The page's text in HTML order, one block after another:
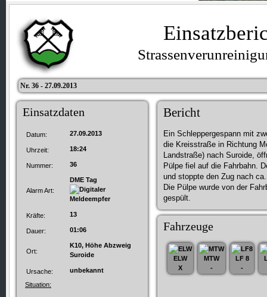
Nr. 36 - 27.09.2013
Einsatzdaten
Datum: 27.09.2013
Uhrzeit: 18:24
Nummer: 36
Alarm Art:
DME Tag
Kräfte: 13
Dauer: 01:06
Ort:
K10, Höhe Abzweig
Suroide
Ursache:
unbekannt
Situation:
Bericht
Ein Schleppergespann mit
die Kreisstraße in Richtung
Landstraße) nach Suroide,
Pülpe fiel auf die Fahrbahn.
und stoppte den Zug nach
Die Pülpe wurde von der
gespült.
Fahrzeuge
ELW
X
MTW
-
LF 8
-